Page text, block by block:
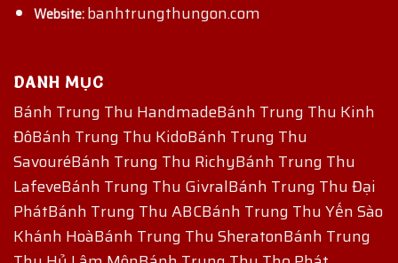
Website:banhtrungthungon.com
DANH MỤC
Bánh Trung Thu HandmadeBánh Trung Thu Kinh
ĐôBánh Trung Thu KidoBánh Trung Thu
SavouréBánh Trung Thu RichyBánh Trung Thu
LafeveBánh Trung Thu GivralBánh Trung Thu Đại
PhátBánh Trung Thu ABCBánh Trung Thu Yến Sào
Khánh HoàBánh Trung Thu SheratonBánh Trung